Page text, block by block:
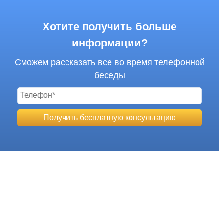
Хотите получить больше
информации?
Сможем рассказать все во время телефонной
беседы